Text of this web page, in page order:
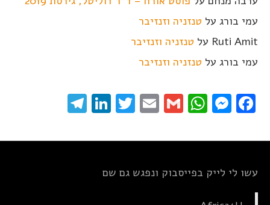
עמי בורג על טנזניה וזנזיבר
Ruti Amit על טנזניה וזנזיבר
עמי בורג על טנזניה וזנזיבר
Facebook
Messenger
WhatsApp
Gmail
Email
Twitter
LinkedIn
עשו לי לייק בפייסבוק ונפגש גם שם